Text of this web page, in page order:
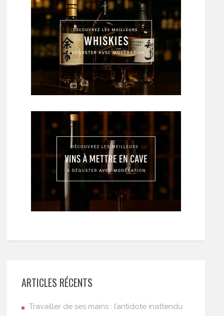
ARTICLES RÉCENTS
Travailler de ses mains : l’antidote inattendu